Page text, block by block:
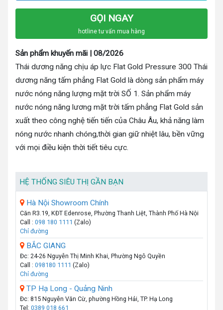
GỌI NGAY
hotline tư vấn mua hàng
Sản phẩm khuyến mãi | 08/2026
Thái dương năng chịu áp lực Flat Gold Pressure 300 Thái
dương năng tấm phẳng Flat Gold là dòng sản phẩm máy
nước nóng năng lượng mặt trời SỐ 1. Sản phẩm máy
nước nóng năng lương mặt trời tấm phẳng Flat Gold sản
xuất theo công nghệ tiến tiến của Châu Âu, khả năng làm
nóng nước nhanh chóng,thời gian giữ nhiệt lâu, bền vững
với mọi điều kiện thời tiết tiêu cực.
HỆ THỐNG SIÊU THỊ GẦN BẠN
Hà Nội Showroom Chính
Căn R3.19, KĐT Edenrose, Phường Thanh Liệt, Thành Phố Hà Nội
Call : 098 180 1111 (Zalo)
Chỉ đường
BẮC GIANG
Đc: 24-26 Nguyễn Thị Minh Khai, Phường Ngô Quyền
Call : 098180 1111 (Zalo)
Chỉ đường
TP Hạ Long - Quảng Ninh
Đc: 815 Nguyễn Văn Cừ, phường Hồng Hải, TP. Hạ Long
Tel: 0389 018 661